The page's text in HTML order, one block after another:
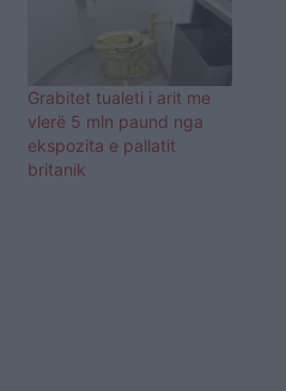
Grabitet tualeti i arit me
vlerë 5 mln paund nga
ekspozita e pallatit
britanik